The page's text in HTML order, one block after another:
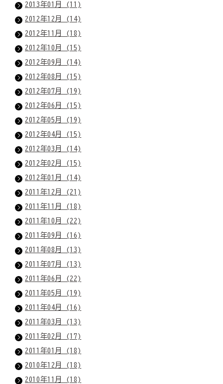
2013年01月 (11)
2012年12月 (14)
2012年11月 (18)
2012年10月 (15)
2012年09月 (14)
2012年08月 (15)
2012年07月 (19)
2012年06月 (15)
2012年05月 (19)
2012年04月 (15)
2012年03月 (14)
2012年02月 (15)
2012年01月 (14)
2011年12月 (21)
2011年11月 (18)
2011年10月 (22)
2011年09月 (16)
2011年08月 (13)
2011年07月 (13)
2011年06月 (22)
2011年05月 (19)
2011年04月 (16)
2011年03月 (13)
2011年02月 (17)
2011年01月 (18)
2010年12月 (18)
2010年11月 (18)